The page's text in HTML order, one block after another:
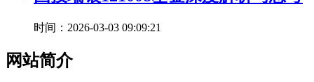
时间：2026-03-03 09:09:21
网站简介